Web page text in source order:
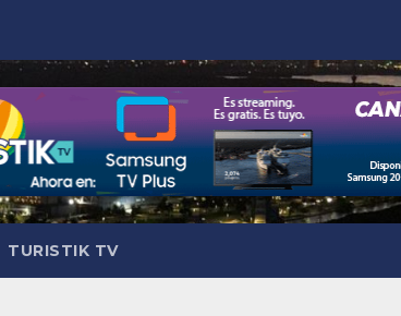
TURISTIK TV